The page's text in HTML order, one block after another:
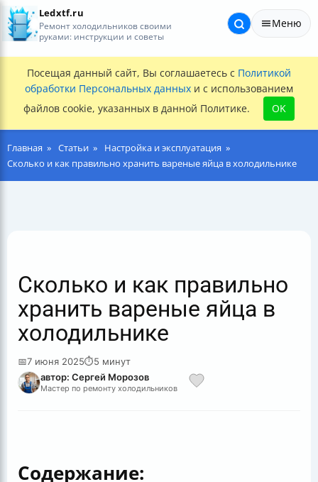
Ledxtf.ru
Ремонт холодильников своими
руками: инструкции и советы
Меню
Посещая данный сайт, Вы соглашаетесь с Политикой
обработки Персональных данных и с использованием
файлов cookie, указанных в данной Политике.
OK
Главная Статьи
Настройка и эксплуатация
Сколько и как правильно хранить вареные яйца в холодильнике
Сколько и как правильно
хранить вареные яйца в
холодильнике
📅7 июня 2025⏱5 минут
автор: Сергей Морозов
Мастер по ремонту холодильников
Содержание: